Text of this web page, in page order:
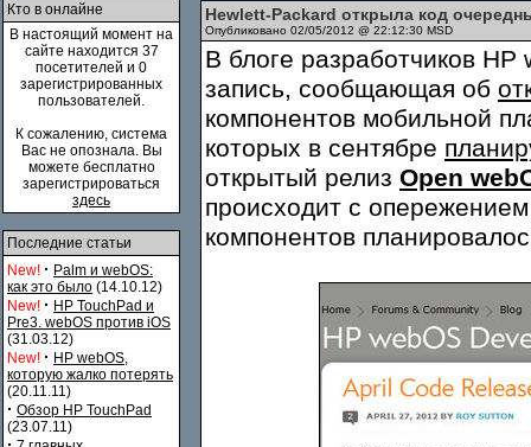
Кто в онлайне
В настоящий момент на
сайте находится 37
посетителей и 0
зарегистрированных
пользователей.
К сожалению, система
Вас не опознала. Вы
можете бесплатно
зарегистрироваться
здесь
Последние статьи
New! · Palm и webOS:
как это было (14.10.12)
New! · HP TouchPad и
Pre3. webOS против iOS
(31.03.12)
New! · HP webOS,
которую жалко потерять
(20.11.11)
· Обзор HP TouchPad
(23.07.11)
Hewlett-Packard открыла код
Опубликовано 02/05/2012 @ 22:12:30 MSD
В блоге разработчиков
запись, сообщающая об
компонентов мобильной
которых в сентябре
открытый релиз Open
происходит с
компонентов